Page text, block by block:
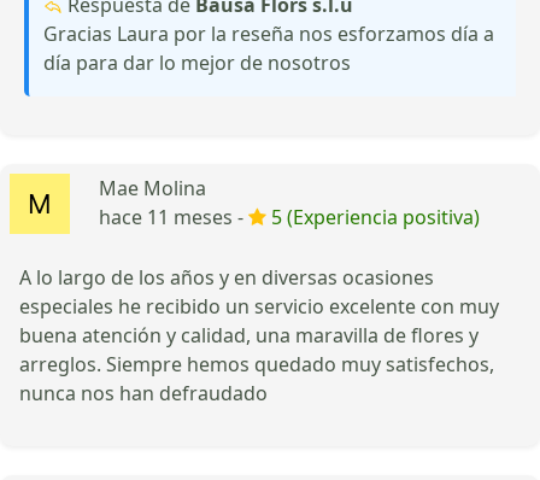
Gracias Laura por la reseña nos esforzamos día a
día para dar lo mejor de nosotros
Mae Molina
hace 11 meses -
5 (Experiencia positiva)
A lo largo de los años y en diversas ocasiones
especiales he recibido un servicio excelente con muy
buena atención y calidad, una maravilla de flores y
arreglos. Siempre hemos quedado muy satisfechos,
nunca nos han defraudado